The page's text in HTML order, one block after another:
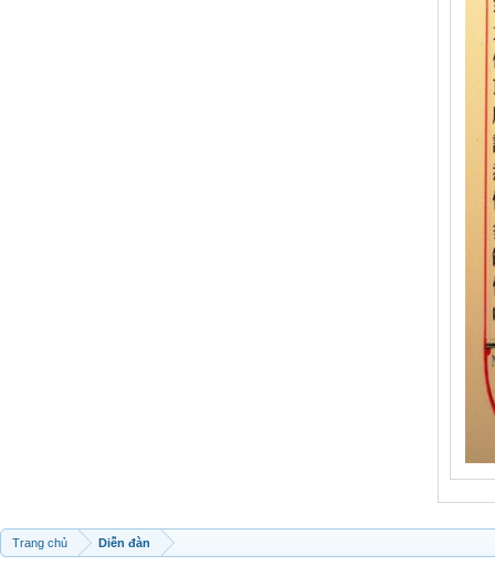
Trang chủ Diễn đàn